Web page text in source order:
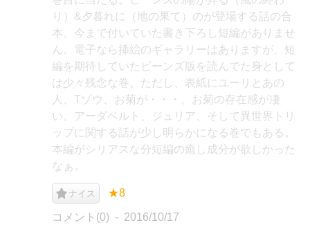
り）&夕暮れに（地の果て）のが登場する話の合
本。今まで付いていた書き下ろし短編がありませ
ん。電子なら挿絵のギャラリーはありますが、短
編を期待していたビーンズ版を読んでた身として
は少々残念な巻。ただし、表紙にユーリとあの
人、Tゾウ、お菊が・・・。お菊の存在感が凄
い。アーダベルト、ジュリア、そして異世界トリ
ップに関する話が少し明らかになる巻でもある。
本編がシリアスな分短編の癒し成分が欲しかった
なぁ。
ナイス ★8
コメント(0) 2016/10/17